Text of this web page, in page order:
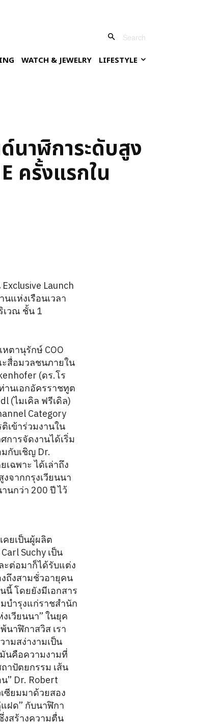
Search
WATCH & JEWELRY LIFESTYLE
นาฬิการะดับสูง
ครั้งแรกใน
Launch
นแห่งเรือนเวลา
เวณ ชั้น 1
ตานุรักษ์ COO
ะสื่อมวลชนภายใน
(ดร.โร
ท่านเอกอัครราชทูต
(ไมเคิล ฟรีเดิล)
Category
เข้าร่วมงานใน
ารจัดงานได้เริ่ม
กับเชิญ Dr.
เฉพาะ ได้เล่าถึง
งจากกรุงเวียนนา
นกว่า 200 ปี ไว้
คยเป็นผู้ผลิต
Suchy เป็น
ะต่อมาก็ได้รับแต่ง
ถึงสามชั่วอายุคน
นี้ โดยยังมีเอกสาร
บำรุงแก่ราชสำนัก
เวียนนา” ในยุค
นาฬิกาสวิส เรา
มสง่างามเป็น
นคือความงามที่
าปัตยกรรม เส้น
” Dr. Robert
ซียมมาด้วยสอง
ฝด” กับนาฬิกา
สร้างความตื่น